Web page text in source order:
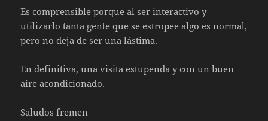
Es comprensible porque al ser interactivo y
utilizarlo tanta gente que se estropee algo es normal,
pero no deja de ser una lástima.
En definitiva, una visita estupenda y con un buen
aire acondicionado.
Saludos fremen